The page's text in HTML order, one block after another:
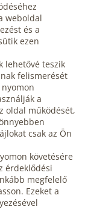
weboldal
és a
ezen
lehetővé teszik
felismerését
a
oldal működését,
csak az Ön
követésére
érdeklődési
megfelelő
Ezeket a